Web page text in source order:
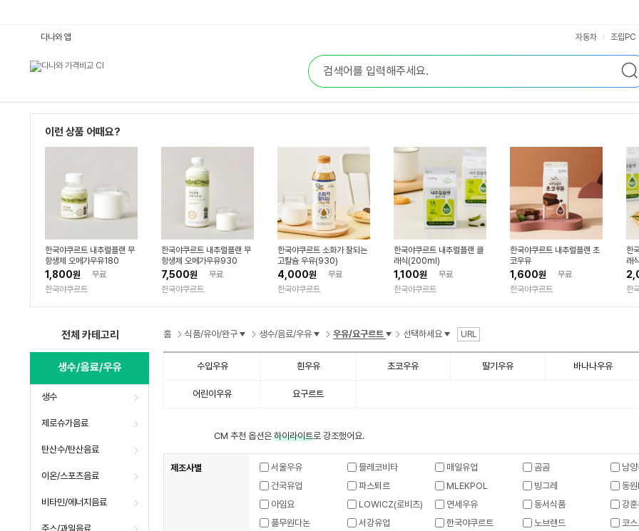
합
검
색
다나와 앱 자동차 조립PC
이런 상품 어때요?
한국야쿠르트 내추럴플랜 무
항생제 오메가우유180
1,800원
무료
한국야쿠르트
한국야쿠르트 내추럴플랜 무
항생제 오메가우유930
7,500원
무료
한국야쿠르트
한국야쿠르트 소화가 잘되는
고칼슘 우유(930)
4,000원
무료
한국야쿠르트
한국야쿠르트 내추럴플랜 클
래식(200ml)
1,100원
무료
한국야쿠르트
한국야쿠르트 내추럴플랜 초
코우유
1,600원
무료
한국야쿠르트
한
래
한
전체 카테고리
생수/음료/우유
생수
제로슈가음료
탄산수/탄산음료
이온/스포츠음료
비타민/에너지음료
주스/과일음료
홈 식품/유아/완구 생수/음료/우유 우유/요구르트 선택하세요 URL
수입우유 흰우유 초코우유 딸기우유 바나나우유
어린이우유 요구르트
CM 추천 옵션은 하이라이트로 강조했어요.
제조사별 서울우유 믈레코비타 매일유업 곰곰
남
건국유업
파스퇴르 MLEKPOL 빙그레
동
아임요
LOWICZ(로비츠) 연세우유 동서식품
강
풀무원다논
서강유업 한국야쿠르트 노브랜드 코